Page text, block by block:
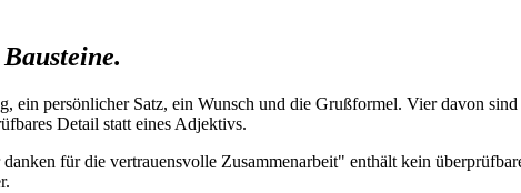
ein persönlicher Satz, ein Wunsch und die Grußformel. Vier davon
Detail statt eines Adjektivs.
für die vertrauensvolle Zusammenarbeit" enthält kein